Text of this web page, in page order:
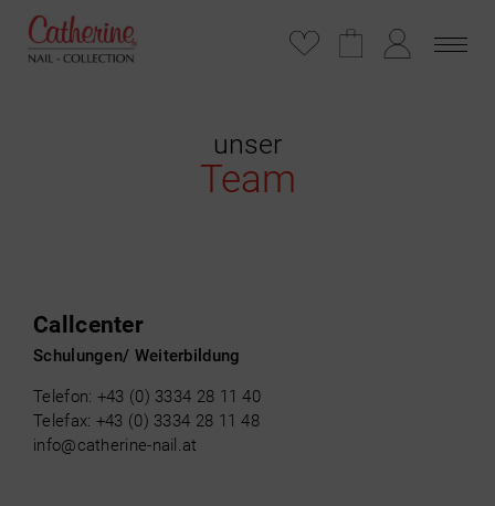
unser
Team
Callcenter
Schulungen/ Weiterbildung
Telefon: +43 (0) 3334 28 11 40
Telefax: +43 (0) 3334 28 11 48
info@catherine-nail.at